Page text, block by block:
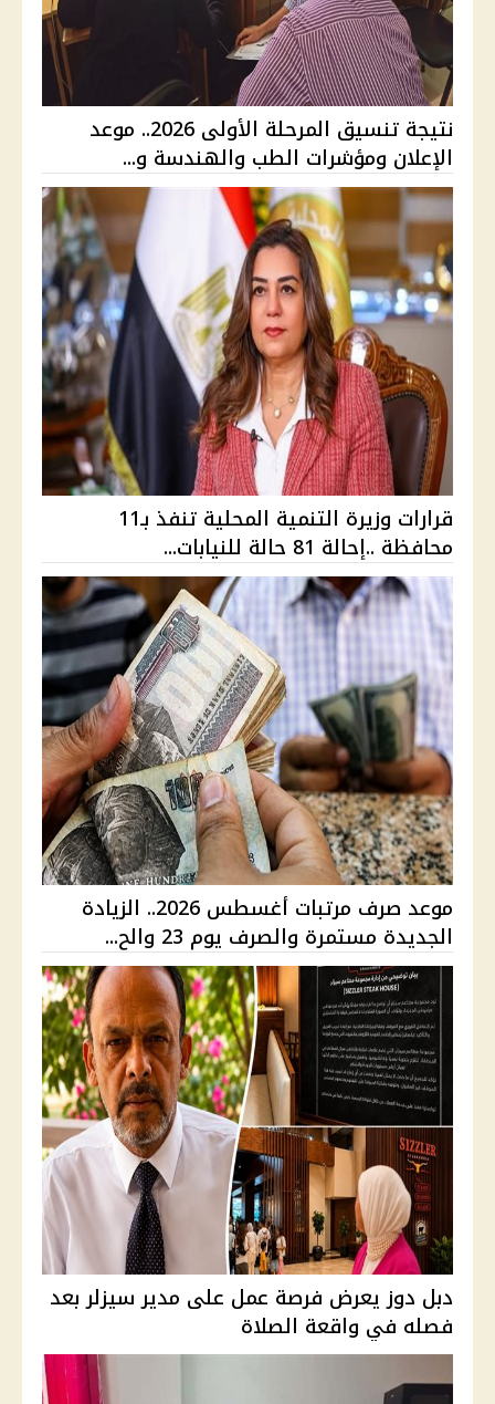
نتيجة تنسيق المرحلة الأولى 2026.. موعد
الإعلان ومؤشرات الطب والهندسة و...
قرارات وزيرة التنمية المحلية تنفذ بـ11
محافظة ..إحالة 81 حالة للنيابات...
موعد صرف مرتبات أغسطس 2026.. الزيادة
الجديدة مستمرة والصرف يوم 23 والح...
دبل دوز يعرض فرصة عمل على مدير سيزلر بعد
فصله في واقعة الصلاة